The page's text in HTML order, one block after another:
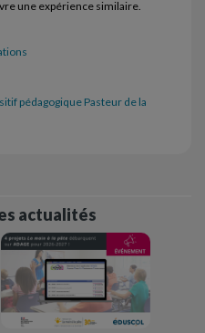
une expérience similaire.
pédagogique Pasteur de la
actualités